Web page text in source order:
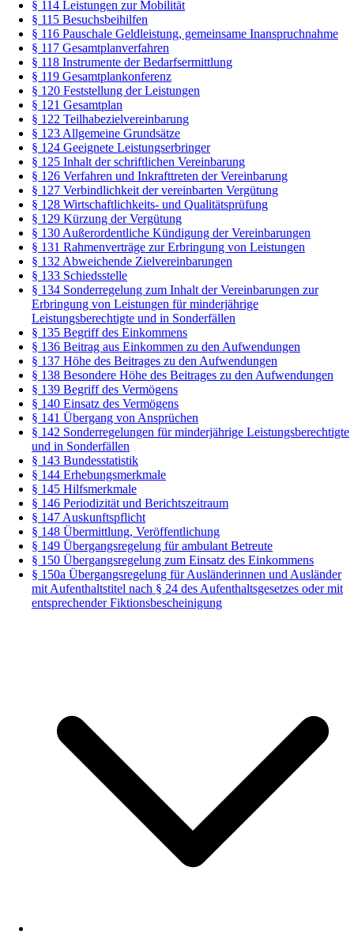
§ 114 Leistungen zur Mobilität
§ 115 Besuchsbeihilfen
§ 116 Pauschale Geldleistung, gemeinsame Inanspruchnahme
§ 117 Gesamtplanverfahren
§ 118 Instrumente der Bedarfsermittlung
§ 119 Gesamtplankonferenz
§ 120 Feststellung der Leistungen
§ 121 Gesamtplan
§ 122 Teilhabezielvereinbarung
§ 123 Allgemeine Grundsätze
§ 124 Geeignete Leistungserbringer
§ 125 Inhalt der schriftlichen Vereinbarung
§ 126 Verfahren und Inkrafttreten der Vereinbarung
§ 127 Verbindlichkeit der vereinbarten Vergütung
§ 128 Wirtschaftlichkeits- und Qualitätsprüfung
§ 129 Kürzung der Vergütung
§ 130 Außerordentliche Kündigung der Vereinbarungen
§ 131 Rahmenverträge zur Erbringung von Leistungen
§ 132 Abweichende Zielvereinbarungen
§ 133 Schiedsstelle
§ 134 Sonderregelung zum Inhalt der Vereinbarungen zur
Erbringung von Leistungen für minderjährige
Leistungsberechtigte und in Sonderfällen
§ 135 Begriff des Einkommens
§ 136 Beitrag aus Einkommen zu den Aufwendungen
§ 137 Höhe des Beitrages zu den Aufwendungen
§ 138 Besondere Höhe des Beitrages zu den Aufwendungen
§ 139 Begriff des Vermögens
§ 140 Einsatz des Vermögens
§ 141 Übergang von Ansprüchen
§ 142 Sonderregelungen für minderjährige Leistungsberechtigte
und in Sonderfällen
§ 143 Bundesstatistik
§ 144 Erhebungsmerkmale
§ 145 Hilfsmerkmale
§ 146 Periodizität und Berichtszeitraum
§ 147 Auskunftspflicht
§ 148 Übermittlung, Veröffentlichung
§ 149 Übergangsregelung für ambulant Betreute
§ 150 Übergangsregelung zum Einsatz des Einkommens
§ 150a Übergangsregelung für Ausländerinnen und Ausländer
mit Aufenthaltstitel nach § 24 des Aufenthaltsgesetzes oder mit
entsprechender Fiktionsbescheinigung